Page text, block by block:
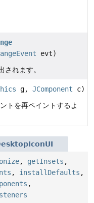
evt)
れます。
g, JComponent c)
トを再ペイントするよ
, getInsets ,
, installDefaults ,
,